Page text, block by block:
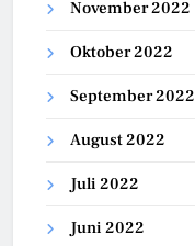
November 2022
Oktober 2022
September 2022
August 2022
Juli 2022
Juni 2022